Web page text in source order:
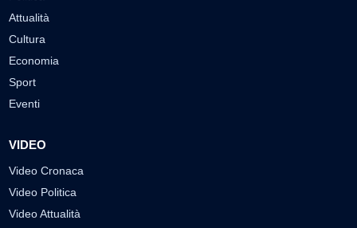
Attualità
Cultura
Economia
Sport
Eventi
VIDEO
Video Cronaca
Video Politica
Video Attualità